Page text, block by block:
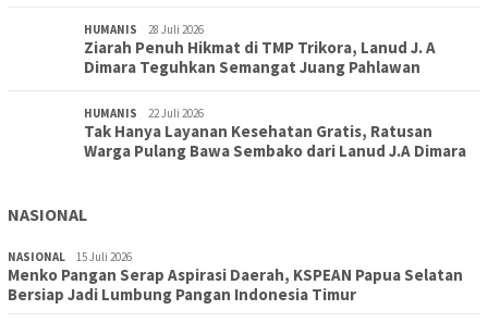
HUMANIS 28 Juli 2026
Ziarah Penuh Hikmat di TMP Trikora, Lanud J. A
Dimara Teguhkan Semangat Juang Pahlawan
HUMANIS 22 Juli 2026
Tak Hanya Layanan Kesehatan Gratis, Ratusan
Warga Pulang Bawa Sembako dari Lanud J.A Dimara
NASIONAL
NASIONAL 15 Juli 2026
Menko Pangan Serap Aspirasi Daerah, KSPEAN Papua Selatan
Bersiap Jadi Lumbung Pangan Indonesia Timur